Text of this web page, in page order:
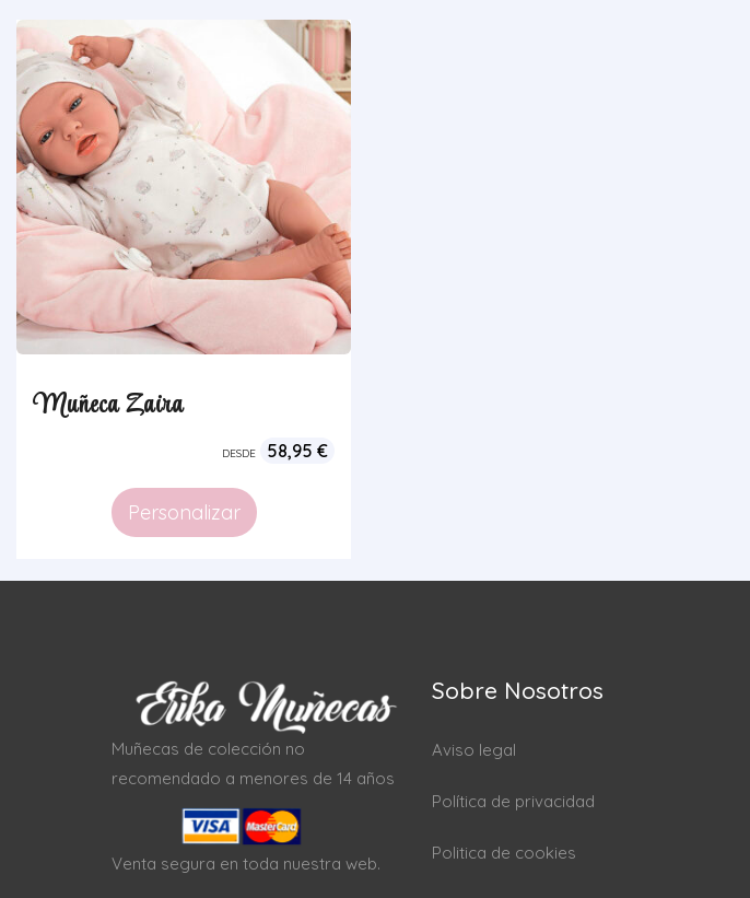
Muñeca Zaira
DESDE 58,95 €
Personalizar
Muñecas de colección no
recomendado a menores de 14 años
Venta segura en toda nuestra web.
Sobre Nosotros
Aviso legal
Política de privacidad
Politica de cookies